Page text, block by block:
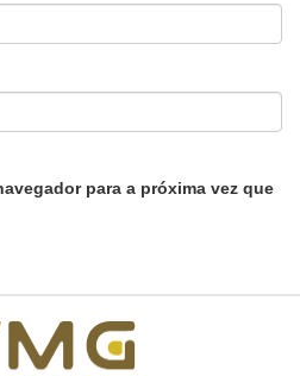
para a próxima vez que